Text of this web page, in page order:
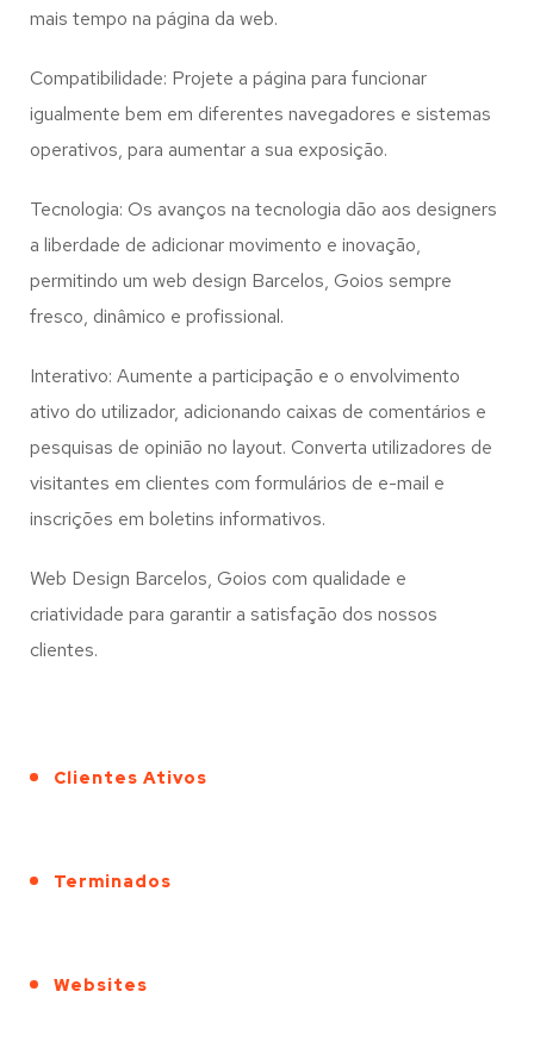
mais tempo na página da web.
Compatibilidade: Projete a página para funcionar
igualmente bem em diferentes navegadores e sistemas
operativos, para aumentar a sua exposição.
Tecnologia: Os avanços na tecnologia dão aos designers
a liberdade de adicionar movimento e inovação,
permitindo um web design Barcelos, Goios sempre
fresco, dinâmico e profissional.
Interativo: Aumente a participação e o envolvimento
ativo do utilizador, adicionando caixas de comentários e
pesquisas de opinião no layout. Converta utilizadores de
visitantes em clientes com formulários de e-mail e
inscrições em boletins informativos.
Web Design Barcelos, Goios com qualidade e
criatividade para garantir a satisfação dos nossos
clientes.
Clientes Ativos
Terminados
Websites